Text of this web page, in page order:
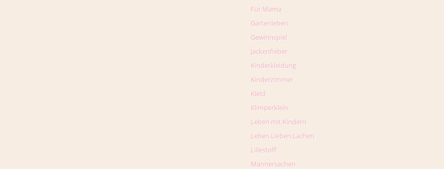
Für Mama
Gartenleben
Gewinnspiel
Jackenfieber
Kinderkleidung
Kinderzimmer
Kleid
Klimperklein
Leben mit Kindern
Leben.Lieben.Lachen
Lillestoff
Männersachen